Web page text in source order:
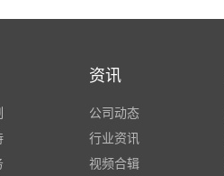
资讯
公司动态
行业资讯
视频合辑